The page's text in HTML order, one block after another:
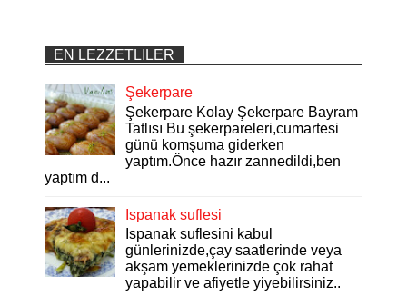
EN LEZZETLILER
Şekerpare
Şekerpare Kolay Şekerpare Bayram
Tatlısı Bu şekerpareleri,cumartesi
günü komşuma giderken
yaptım.Önce hazır zannedildi,ben
yaptım d...
Ispanak suflesi
Ispanak suflesini kabul
günlerinizde,çay saatlerinde veya
akşam yemeklerinizde çok rahat
yapabilir ve afiyetle yiyebilirsiniz..